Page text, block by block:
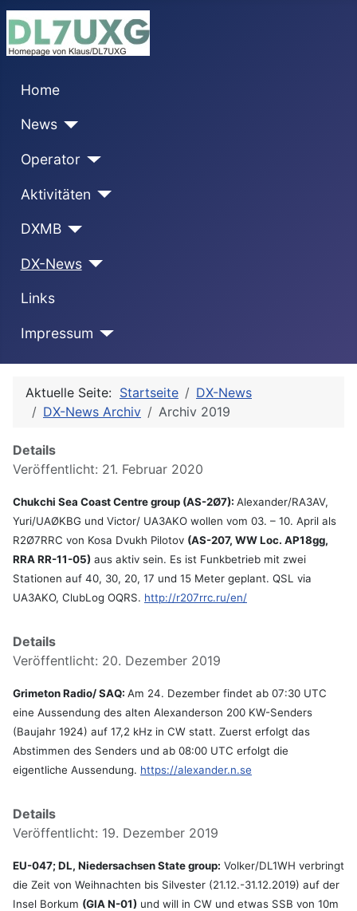
Home
News
Operator
Aktivitäten
DXMB
DX-News
Links
Impressum
Aktuelle Seite: Startseite
DX-News
DX-News Archiv
Archiv 2019
Details
Veröffentlicht: 21. Februar 2020
Chukchi Sea Coast Centre group (AS-2Ø7): Alexander/RA3AV,
Yuri/UAØKBG und Victor/ UA3AKO wollen vom 03. – 10. April als
R2Ø7RRC von Kosa Dvukh Pilotov (AS-207, WW Loc. AP18gg,
RRA RR-11-05) aus aktiv sein. Es ist Funkbetrieb mit zwei
Stationen auf 40, 30, 20, 17 und 15 Meter geplant. QSL via
UA3AKO, ClubLog OQRS. http://r207rrc.ru/en/
Details
Veröffentlicht: 20. Dezember 2019
Grimeton Radio/ SAQ: Am 24. Dezember findet ab 07:30 UTC
eine Aussendung des alten Alexanderson 200 KW-Senders
(Baujahr 1924) auf 17,2 kHz in CW statt. Zuerst erfolgt das
Abstimmen des Senders und ab 08:00 UTC erfolgt die
eigentliche Aussendung. https://alexander.n.se
Details
Veröffentlicht: 19. Dezember 2019
EU-047; DL, Niedersachsen State group: Volker/DL1WH verbringt
die Zeit von Weihnachten bis Silvester (21.12.-31.12.2019) auf der
Insel Borkum (GIA N-01) und will in CW und etwas SSB von 10m